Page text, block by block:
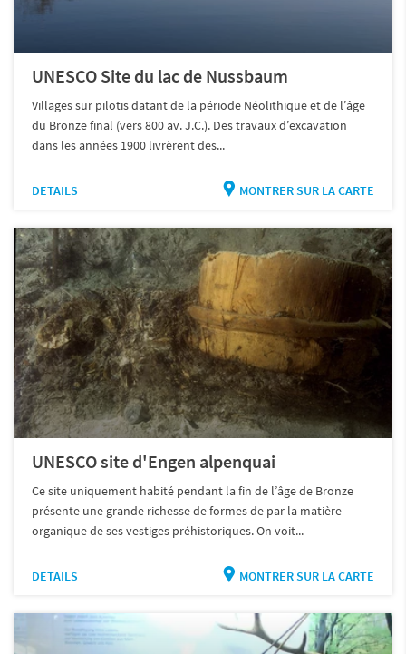
UNESCO Site du lac de Nussbaum
Villages sur pilotis datant de la période Néolithique et de l’âge
du Bronze final (vers 800 av. J.C.). Des travaux d’excavation
dans les années 1900 livrèrent des...
DETAILS MONTRER SUR LA CARTE
UNESCO site d'Engen alpenquai
Ce site uniquement habité pendant la fin de l’âge de Bronze
présente une grande richesse de formes de par la matière
organique de ses vestiges préhistoriques. On voit...
DETAILS MONTRER SUR LA CARTE